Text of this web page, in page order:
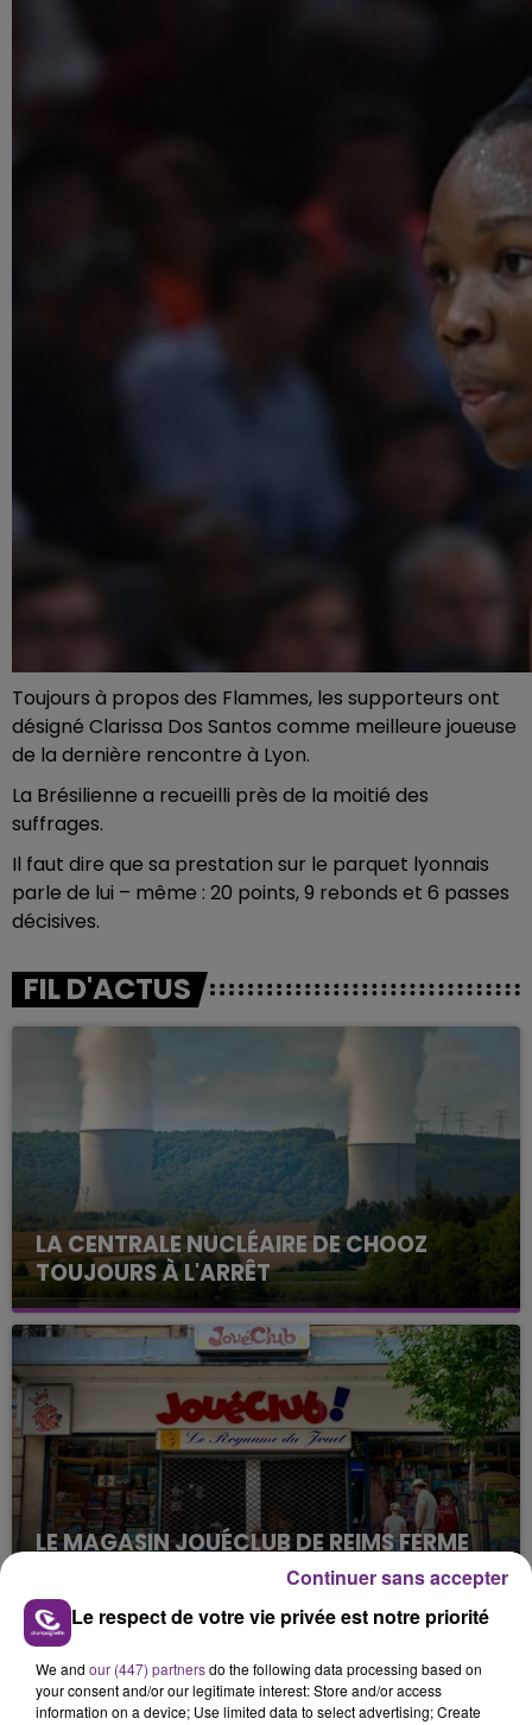
Toujours à propos des Flammes, les supporteurs ont
désigné Clarissa Dos Santos comme meilleure joueuse
de la dernière rencontre à Lyon.
La Brésilienne a recueilli près de la moitié des
suffrages.
Il faut dire que sa prestation sur le parquet lyonnais
parle de lui – même : 20 points, 9 rebonds et 6 passes
décisives.
FIL D'ACTUS
LA CENTRALE NUCLÉAIRE DE CHOOZ
TOUJOURS À L'ARRÊT
Cela fait déjà une semaine que la centrale
nucléaire ardennaise est à l'arrêt. Une situation
justifiée par la sécheresse intense qui est toujours
présente.
LE MAGASIN JOUÉCLUB DE REIMS FERME
C'était l'une des institutions du centre-ville
rémois. Le magasin JouéClub est contraint de
TITRES DIFFUSÉS
Le respect de votre vie privée est notre priorité
We and our (447) partnersdo the following data processing based on
your consent and/or our legitimate interest: Store and/or access
information on a device; Use limited data to select advertising; Create
Continuer sans accepter